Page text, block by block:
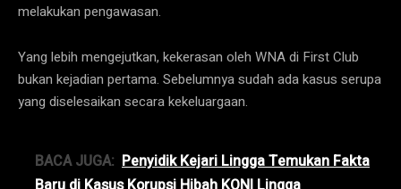
melakukan pengawasan.
Yang lebih mengejutkan, kekerasan oleh WNA di First Club
bukan kejadian pertama. Sebelumnya sudah ada kasus serupa
yang diselesaikan secara kekeluargaan.
BACA JUGA: Penyidik Kejari Lingga Temukan Fakta